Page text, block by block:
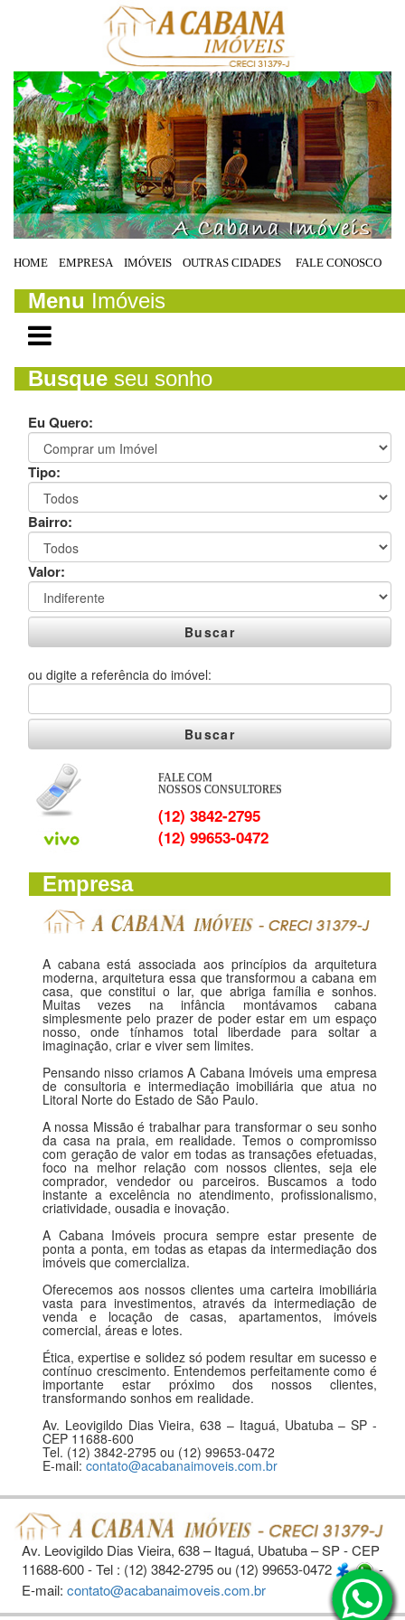
HOME EMPRESA IMÓVEIS OUTRAS CIDADES FALE CONOSCO
Menu Imóveis
Busque seu sonho
Eu Quero:
Tipo:
Bairro:
Valor:
Buscar
ou digite a referência do imóvel:
Buscar
FALE COM
NOSSOS CONSULTORES
(12) 3842-2795
(12) 99653-0472
Empresa
A cabana está associada aos princípios da arquitetura
moderna, arquitetura essa que transformou a cabana em
casa, que constitui o lar, que abriga família e sonhos.
Muitas vezes na infância montávamos cabana
simplesmente pelo prazer de poder estar em um espaço
nosso, onde tínhamos total liberdade para soltar a
imaginação, criar e viver sem limites.
Pensando nisso criamos A Cabana Imóveis uma empresa
de consultoria e intermediação imobiliária que atua no
Litoral Norte do Estado de São Paulo.
A nossa Missão é trabalhar para transformar o seu sonho
da casa na praia, em realidade. Temos o compromisso
com geração de valor em todas as transações efetuadas,
foco na melhor relação com nossos clientes, seja ele
comprador, vendedor ou parceiros. Buscamos a todo
instante a excelência no atendimento, profissionalismo,
criatividade, ousadia e inovação.
A Cabana Imóveis procura sempre estar presente de
ponta a ponta, em todas as etapas da intermediação dos
imóveis que comercializa.
Oferecemos aos nossos clientes uma carteira imobiliária
vasta para investimentos, através da intermediação de
venda e locação de casas, apartamentos, imóveis
comercial, áreas e lotes.
Ética, expertise e solidez só podem resultar em sucesso e
contínuo crescimento. Entendemos perfeitamente como é
importante estar próximo dos nossos clientes,
transformando sonhos em realidade.
Av. Leovigildo Dias Vieira, 638 – Itaguá, Ubatuba – SP -
CEP 11688-600
Tel. (12) 3842-2795 ou (12) 99653-0472
E-mail: contato@acabanaimoveis.com.br
Av. Leovigildo Dias Vieira, 638 – Itaguá, Ubatuba – SP - CEP
11688-600 - Tel : (12) 3842-2795 ou (12) 99653-0472
-
E-mail: contato@acabanaimoveis.com.br